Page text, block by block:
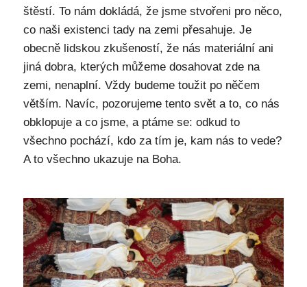
štěstí. To nám dokládá, že jsme stvořeni pro něco,
co naši existenci tady na zemi přesahuje. Je
obecně lidskou zkušeností, že nás materiální ani
jiná dobra, kterých můžeme dosahovat zde na
zemi, nenaplní. Vždy budeme toužit po něčem
větším. Navíc, pozorujeme tento svět a to, co nás
obklopuje a co jsme, a ptáme se: odkud to
všechno pochází, kdo za tím je, kam nás to vede?
A to všechno ukazuje na Boha.